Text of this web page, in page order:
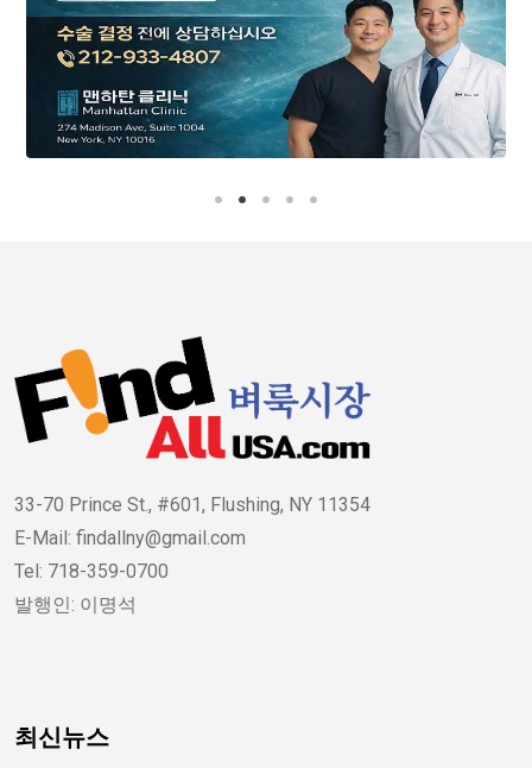
33-70 Prince St., #601, Flushing, NY 11354
E-Mail: findallny@gmail.com
Tel: 718-359-0700
발행인: 이명석
최신뉴스